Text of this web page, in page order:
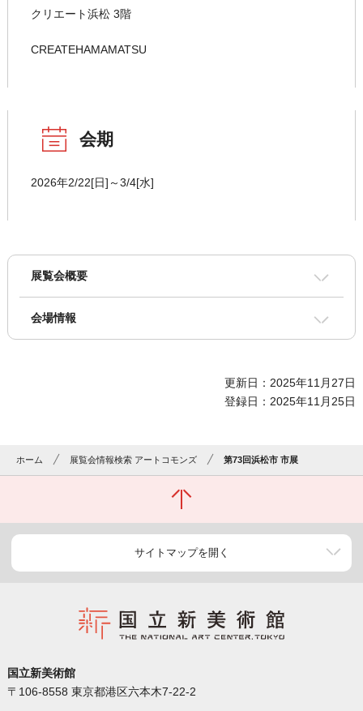
クリエート浜松 3階
CREATEHAMAMATSU
会期
2026年2/22[日]～3/4[水]
展覧会概要
会場情報
更新日：2025年11月27日
登録日：2025年11月25日
ホーム 展覧会情報検索 アートコモンズ 第73回浜松市 市展
サイトマップを開く
国立新美術館
〒106-8558 東京都港区六本木7-22-2